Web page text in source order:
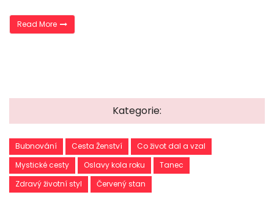
Read More„Rozlučkový rituál“
Kategorie:
Bubnování Cesta Ženství
Co život dal a vzal
Mystické cesty
Oslavy kola roku
Tanec
Zdravý životní styl
Červený stan